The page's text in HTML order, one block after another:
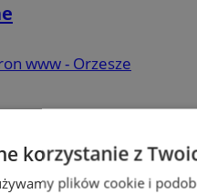
www - Orzesze
korzystanie z
plików cookie i